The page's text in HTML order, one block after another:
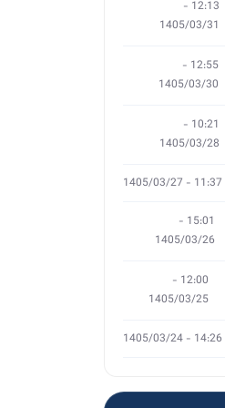
12:13 -
1405/03/31
12:55 -
1405/03/30
10:21 -
1405/03/28
11:37 - 1405/03/27
15:01 -
1405/03/26
12:00 -
1405/03/25
14:26 - 1405/03/24